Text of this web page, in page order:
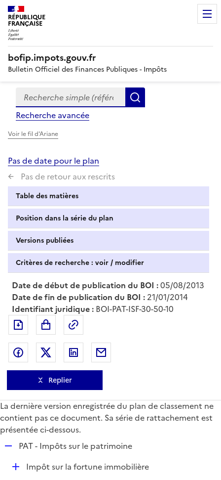
RÉPUBLIQUE
FRANÇAISE
bofip.impots.gouv.fr
Bulletin Officiel des Finances Publiques - Impôts
Formulaire
de
recherche
Recherche simple (références, mots clés, partie du
Recherche avancée
Voir le fil d'Ariane
Pas de date pour le plan
Pas de retour aux rescrits
Table des matières
Position dans la série du plan
Versions publiées
Critères de recherche : voir / modifier
Date de début de publication du BOI :05/08/2013
Date de fin de publication du BOI : 21/01/2014
Identifiant juridique : BOI-PAT-ISF-30-50-10
Exporter le document au format pdf
Partager sur Facebook
Partager sur Twitter
Partager sur LinkedIn
Replier
La dernière version enregistrée du plan de classement ne
contient pas ce document. Sa série de rattachement est
présentée ci-dessous.
p
PAT - Impôts sur le patrimoine
DImpôt sur la fortune immobilière